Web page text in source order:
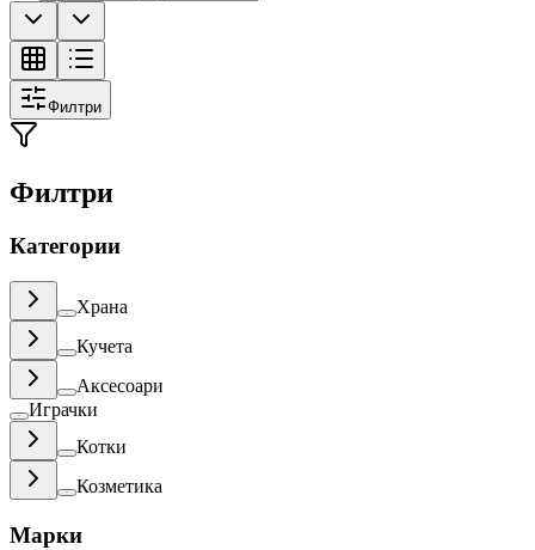
Филтри
Филтри
Категории
Храна
Кучета
Аксесоари
Играчки
Котки
Козметика
Марки